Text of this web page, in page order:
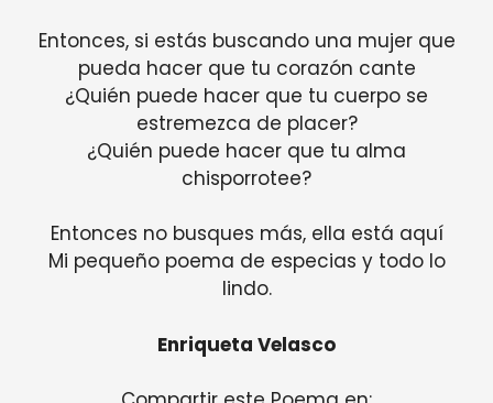
Entonces, si estás buscando una mujer que
pueda hacer que tu corazón cante
¿Quién puede hacer que tu cuerpo se
estremezca de placer?
¿Quién puede hacer que tu alma
chisporrotee?
Entonces no busques más, ella está aquí
Mi pequeño poema de especias y todo lo
lindo.
Enriqueta Velasco